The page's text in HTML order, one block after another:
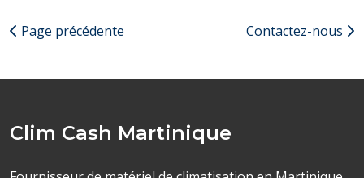
Page précédente Contactez-nous
Clim Cash Martinique